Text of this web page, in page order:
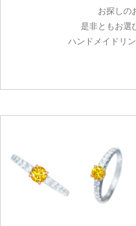
お探しの
是非ともお選
ハンドメイドリ